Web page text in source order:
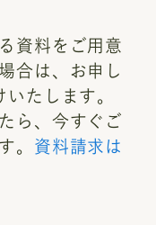
資料をご用意
合は、お申し
たします。
ら、今すぐご
。 資料請求は